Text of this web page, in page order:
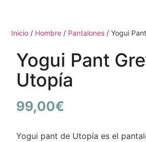
Inicio / Hombre / Pantalones / Yogui
Yogui Pant
Utopía
99,00€
Yogui pant de Utopía es el